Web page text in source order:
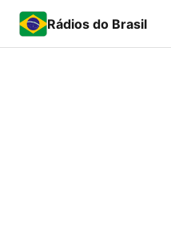
Rádios do Brasil